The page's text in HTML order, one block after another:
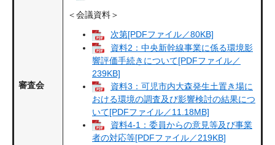
審査会
＜会議資料＞
次第[PDFファイル／80KB]
資料2：中央新幹線事業に係る環境影
響評価手続きについて[PDFファイル／
239KB]
資料3：可児市内大森発生土置き場に
おける環境の調査及び影響検討の結果につ
いて[PDFファイル／11.18MB]
資料4-1：委員からの意見等及び事業
者の対応等[PDFファイル／219KB]